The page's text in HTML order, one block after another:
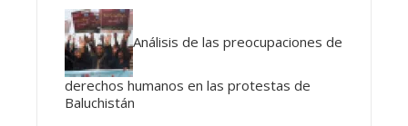
Análisis de las preocupaciones de
derechos humanos en las protestas de
Baluchistán